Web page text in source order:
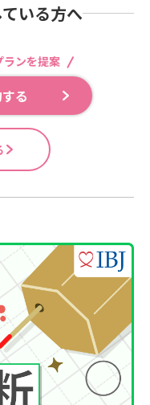
いる方へ
ランを提案
る